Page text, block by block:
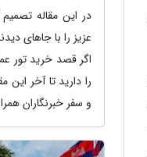
در این مقاله تصمیم
عزیز را با جاهای
اگر قصد خرید تور
را دارید تا آخر این
و سفر خبرنگاران